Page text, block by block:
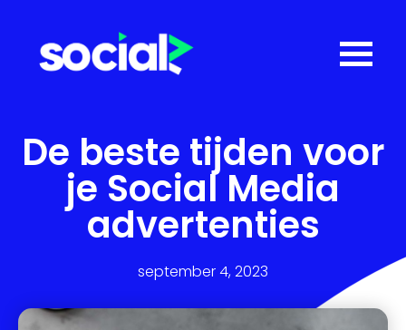
De beste tijden voor
je Social Media
advertenties
september 4, 2023